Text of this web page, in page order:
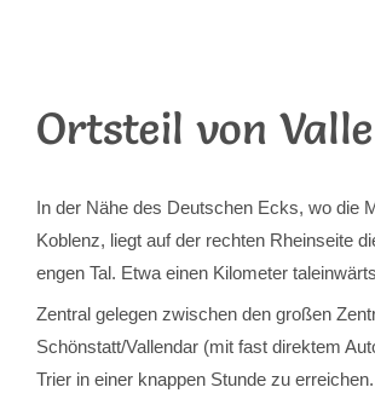
Ortsteil von
In der Nähe des Deutschen Ecks, wo die
Koblenz, liegt auf der rechten Rheinseite
engen Tal. Etwa einen Kilometer
Zentral gelegen zwischen den großen
Schönstatt/Vallendar (mit fast direktem
Trier in einer knappen Stunde zu